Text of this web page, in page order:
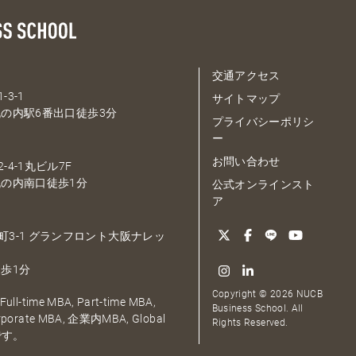
3-1
内駅6番出口徒歩3分
4-1丸ビル7F
内南口徒歩1分
3-1 グランフロント大阪ナレッ
1分
time MBA, Part-time MBA,
MBA, 企業内MBA, Global
。
交通アクセス
サイトマップ
プライバシーポリシ
ー
お問い合わせ
公式オンラインスト
ア
Copyright © 2026 NUCB
Business School. All
Rights Reserved.